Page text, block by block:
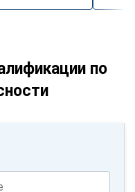
по